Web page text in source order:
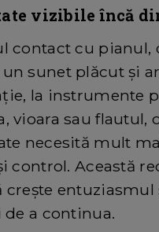
vizibile încă
contact cu pianul,
sunet plăcut și
la instrumente
vioara sau flautul,
necesită mult
control. Această
crește
a continua.